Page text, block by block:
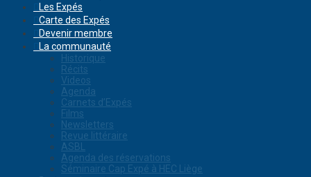
Les Expés
Carte des Expés
Devenir membre
La communauté
Historique
Récits
Videos
Agenda
Carnets d’Expés
Films
Newsletters
Revue littéraire
ASBL
Agenda des réservations
Séminaire Cap Expé à HEC Liège